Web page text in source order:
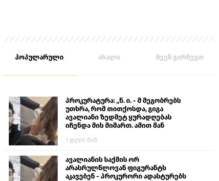
პოპულარული ახალი ჩვენ გირჩევთ
პროკურატურა: „ნ. ი. - მ მეგობრებს
უთხრა, რომ თითქოსდა, გიგა
ავალიანი ზედმეტ ყურადღებას
იჩენდა მის მიმართ. ამით მან
თავს დასხმოდა გიგა ავალიანს“
1 დღის წინ
ავალიანის საქმის ორ
არასრულწლოვან ფიგურანტს
აკავებენ - პროკურორი ადასტურებს